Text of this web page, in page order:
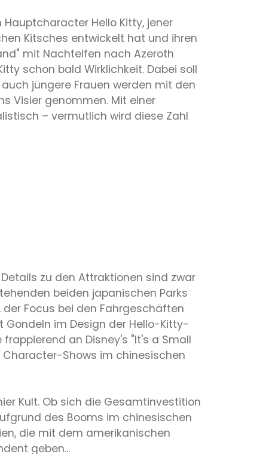
Hello Kitty, jener
Kitsches entwickelt hat und ihren
mit Nachtelfen nach Azeroth
schon bald Wirklichkeit. Dabei soll
jüngere Frauen werden mit den
Visier genommen. Mit einer
– vermutlich wird diese Zahl
zu den Attraktionen sind zwar
beiden japanischen Parks
Focus bei den Fahrgeschäften
im Design der Hello-Kitty-
an Disney's "It's a Small
Shows im chinesischen
Kult. Ob sich die Gesamtinvestition
des Booms im chinesischen
die mit dem amerikanischen
geben...